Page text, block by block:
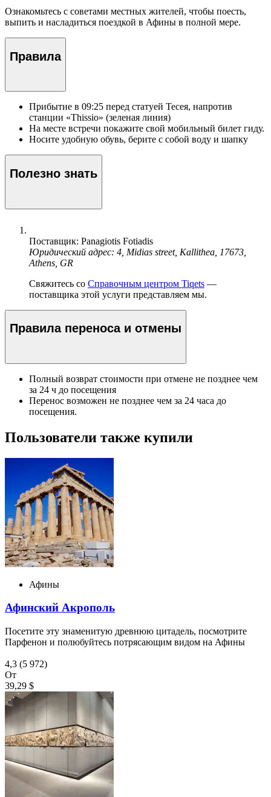
Ознакомьтесь с советами местных жителей, чтобы поесть,
выпить и насладиться поездкой в Афины в полной мере.
Правила
Прибытие в 09:25 перед статуей Тесея, напротив
станции «Thissio» (зеленая линия)
На месте встречи покажите свой мобильный билет гиду.
Носите удобную обувь, берите с собой воду и шапку
Полезно знать
Поставщик: Panagiotis Fotiadis
Юридический адрес: 4, Midias street, Kallithea, 17673,
Athens, GR
Свяжитесь со Справочным центром Tiqets —
поставщика этой услуги представляем мы.
Правила переноса и отмены
Полный возврат стоимости при отмене не позднее чем
за 24 ч до посещения
Перенос возможен не позднее чем за 24 часа до
посещения.
Пользователи также купили
Афины
Афинский Акрополь
Посетите эту знаменитую древнюю цитадель, посмотрите
Парфенон и полюбуйтесь потрясающим видом на Афины
4,3 (5 972)
От
39,29 $